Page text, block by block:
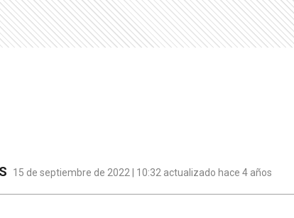
15 de septiembre de 2022 | 10:32 actualizado hace 4 años